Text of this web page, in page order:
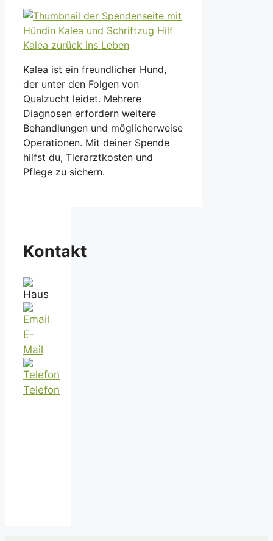
Kalea ist ein freundlicher Hund,
der unter den Folgen von
Qualzucht leidet. Mehrere
Diagnosen erfordern weitere
Behandlungen und möglicherweise
Operationen. Mit deiner Spende
hilfst du, Tierarztkosten und
Pflege zu sichern.
Kontakt
E-
Mail
Telefon